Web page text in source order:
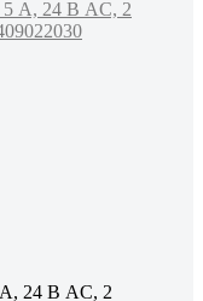
24 В AC, 2